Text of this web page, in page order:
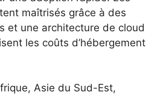
maîtrisés grâce à des
et une architecture de cloud
les coûts d’hébergement
Asie du Sud-Est,